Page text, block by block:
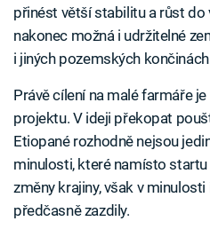
přinést větší stabilitu a růst do
nakonec možná i udržitelné
i jiných pozemských
Právě cílení na malé farmáře
projektu. V ideji překopat
Etiopané rozhodně nejsou
minulosti, které namísto
změny krajiny, však v
předčasně zazdily.